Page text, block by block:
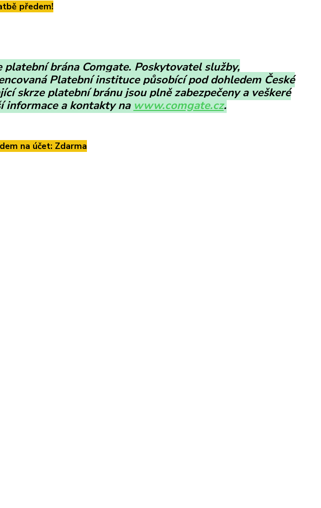
předem!
brána Comgate. Poskytovatel služby,
Platební instituce působící pod dohledem České
skrze platební bránu jsou plně zabezpečeny a veškeré
informace a kontakty na www.comgate.cz.
na účet: Zdarma